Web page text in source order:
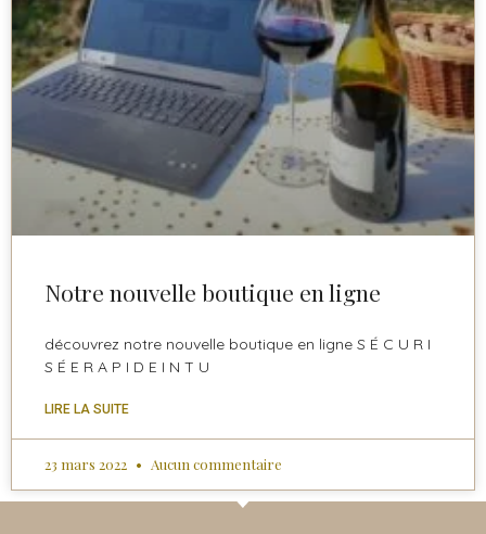
Notre nouvelle boutique en ligne
découvrez notre nouvelle boutique en ligne S É C U R I
S É E R A P I D E I N T U
LIRE LA SUITE
23 mars 2022 Aucun commentaire